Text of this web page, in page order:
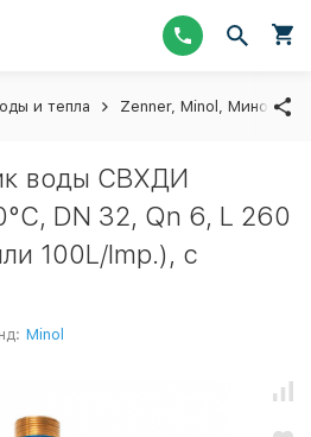
и тепла Zenner, Minol, Миномесс
воды СВХДИ
DN 32, Qn 6, L 260
100L/Imp.), с
Minol